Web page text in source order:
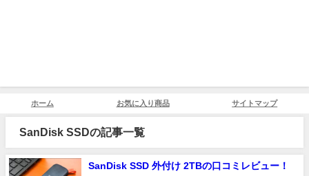
ホーム お気に入り商品 サイトマップ
SanDisk SSDの記事一覧
SanDisk SSD 外付け 2TBの口コミレビュー！